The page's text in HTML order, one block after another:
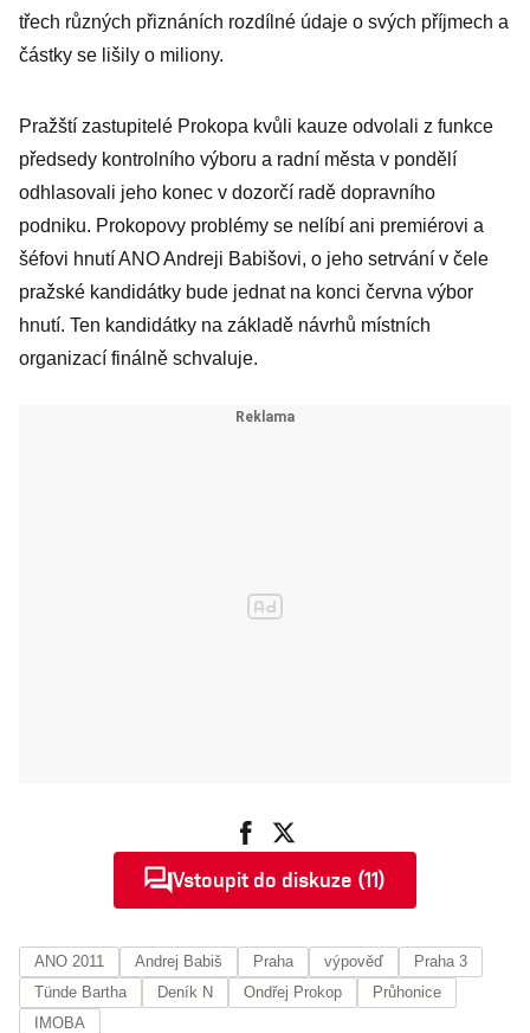
třech různých přiznáních rozdílné údaje o svých příjmech a
částky se lišily o miliony.
Pražští zastupitelé Prokopa kvůli kauze odvolali z funkce
předsedy kontrolního výboru a radní města v pondělí
odhlasovali jeho konec v dozorčí radě dopravního
podniku. Prokopovy problémy se nelíbí ani premiérovi a
šéfovi hnutí ANO Andreji Babišovi, o jeho setrvání v čele
pražské kandidátky bude jednat na konci června výbor
hnutí. Ten kandidátky na základě návrhů místních
organizací finálně schvaluje.
Vstoupit do diskuze (11)
ANO 2011 Andrej Babiš Praha výpověď
Praha 3
Tünde Bartha
Deník N Ondřej Prokop
Průhonice
IMOBA